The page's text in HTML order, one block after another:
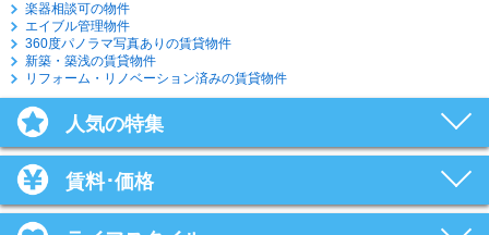
楽器相談可の物件
エイブル管理物件
360度パノラマ写真ありの賃貸物件
新築・築浅の賃貸物件
リフォーム・リノベーション済みの賃貸物件
人気の特集
賃料･価格